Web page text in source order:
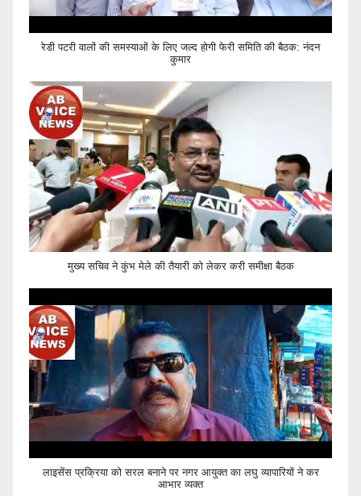
रेडी पटरी वालों की समस्याओं के लिए जल्द होगी फेरी समिति की बैठक: नंदन
कुमार
मुख्य सचिव ने कुंभ मेले की तैयारी को लेकर करी समीक्षा बैठक
लाइसेंस प्रक्रिया को सरल बनाने पर नगर आयुक्त का लघु व्यापारियों ने कर
आभार व्यक्त